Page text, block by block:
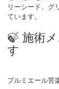
リーシード、グ
ています。
🍃 施術
す
プルミエール苦